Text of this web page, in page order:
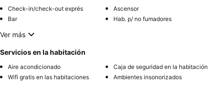
Check-in/check-out exprés
Ascensor
Bar
Hab. p/ no fumadores
Ver más
Servicios en la habitación
Aire acondicionado
Caja de seguridad en la habitación
Wifi gratis en las habitaciones
Ambientes insonorizados